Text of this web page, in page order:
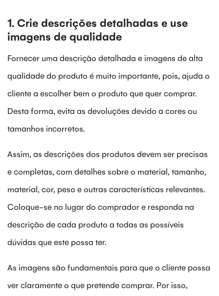
1. Crie descrições detalhadas e use
imagens de qualidade
Fornecer uma descrição detalhada e imagens de alta
qualidade do produto é muito importante, pois, ajuda o
cliente a escolher bem o produto que quer comprar.
Desta forma, evita as devoluções devido a cores ou
tamanhos incorretos.
Assim, as descrições dos produtos devem ser precisas
e completas, com detalhes sobre o material, tamanho,
material, cor, peso e outras características relevantes.
Coloque-se no lugar do comprador e responda na
descrição de cada produto a todas as possíveis
dúvidas que este possa ter.
As imagens são fundamentais para que o cliente possa
ver claramente o que pretende comprar. Por isso,